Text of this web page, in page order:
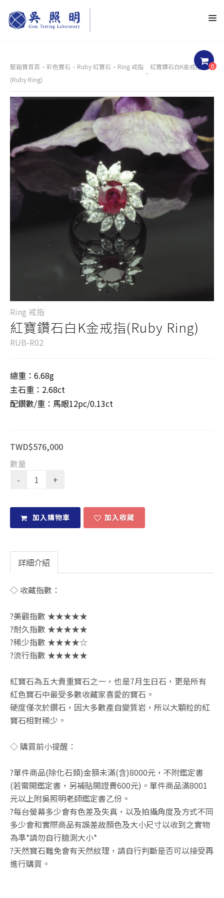
0
壓箱寶首頁 彩色寶石 Ruby 紅寶石 Ring 戒指
紅寶鑽石白K金戒指
(Ruby Ring)
Ring 戒指
紅寶鑽石白K金戒指(Ruby Ring)
RUB-R02
總重：6.68g
主石重：2.68ct
配鑽數/重：馬眼12pc/0.13ct
TWD$576,000
數量
加入購物車 加入收藏
詳細介紹
◇ 收藏指數：
?美觀指數 ★★★★★
?耐久指數 ★★★★★
?稀少指數 ★★★★☆
?流行指數 ★★★★★
紅寶石為五大貴重寶石之一，也是7月生日石，更是所有
紅色寶石中最受多數收藏家喜愛的寶石。
硬度僅次於鑽石，因大多數產自變質岩，所以大顆粒的紅
寶石相對稀少。
◇ 購買前小提醒：
?單件商品(除化石類)金額未滿(含)8000元，不附鑑定書
(若需開鑑定書，另補貼開證費600元)。單件商品滿8001
元以上附吳照明老師鑑定書乙份。
?每台螢幕多少會有色差及失真，以及拍攝角度及方式不同
多少會和實際商品有誤差故顏色及大小尺寸以收到之實物
為準*請勿自行臆測大小*
?天然寶石難免會有天然紋理，請自行判斷是否可以接受再
進行購買。